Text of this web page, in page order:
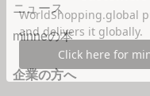
ニュース
minneの本
企業の方へ